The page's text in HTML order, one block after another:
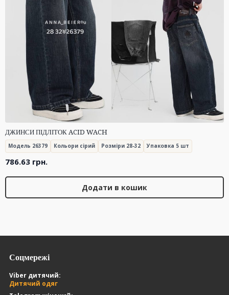
ДЖИНСИ ПІДЛІТОК ACID WACH
Модель 26379 Кольори сірий Розміри 28-32 Упаковка 5 шт
786.63 грн.
Додати в кошик
Соцмережі
Viber дитячий:
Дитячий одяг